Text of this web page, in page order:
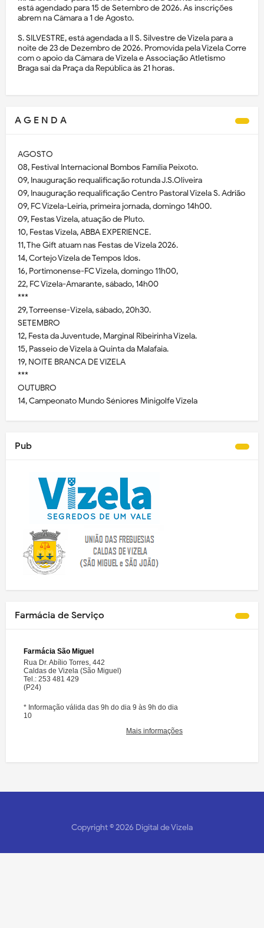
está agendado para 15 de Setembro de 2026. As inscrições
abrem na Câmara a 1 de Agosto.
S. SILVESTRE, está agendada a II S. Silvestre de Vizela para a
noite de 23 de Dezembro de 2026. Promovida pela Vizela Corre
com o apoio da Câmara de Vizela e Associação Atletismo
Braga sai da Praça da República às 21 horas.
A G E N D A
AGOSTO
08, Festival Internacional Bombos Família Peixoto.
09, Inauguração requalificação rotunda J.S.Oliveira
09, Inauguração requalificação Centro Pastoral Vizela S. Adrião
09, FC Vizela-Leiria, primeira jornada, domingo 14h00.
09, Festas Vizela, atuação de Pluto.
10, Festas Vizela, ABBA EXPERIENCE.
11, The Gift atuam nas Festas de Vizela 2026.
14, Cortejo Vizela de Tempos Idos.
16, Portimonense-FC Vizela, domingo 11h00,
22, FC Vizela-Amarante, sábado, 14h00
***
29, Torreense-Vizela, sábado, 20h30.
SETEMBRO
12, Festa da Juventude, Marginal Ribeirinha Vizela.
15, Passeio de Vizela à Quinta da Malafaia.
19, NOITE BRANCA DE VIZELA
***
OUTUBRO
14, Campeonato Mundo Séniores Minigolfe Vizela
Pub
Farmácia de Serviço
Copyright ©2026 Digital de Vizela